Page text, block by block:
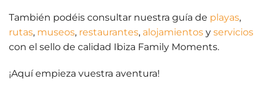
También podéis consultar nuestra guía de playas,
rutas, museos, restaurantes, alojamientos y servicios
con el sello de calidad Ibiza Family Moments.
¡Aquí empieza vuestra aventura!